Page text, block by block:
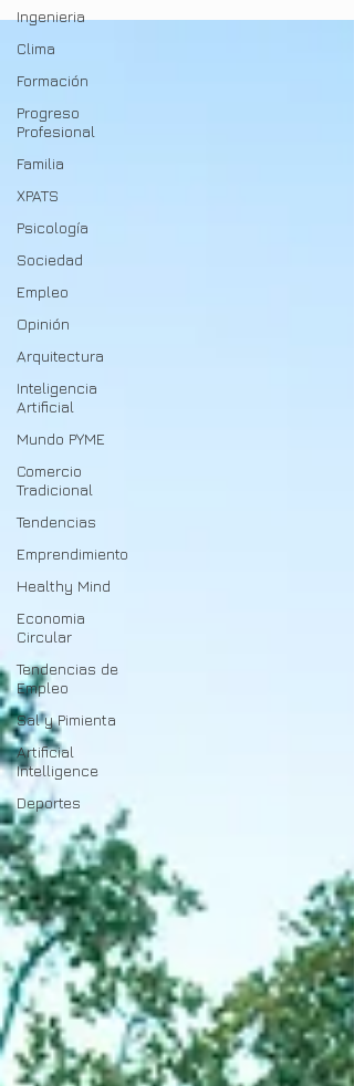
Ingenieria
Clima
Formación
Progreso
Profesional
Familia
XPATS
Psicología
Sociedad
Empleo
Opinión
Arquitectura
Inteligencia
Artificial
Mundo PYME
Comercio
Tradicional
Tendencias
Emprendimiento
Healthy Mind
Economia
Circular
Tendencias de
Empleo
Sal y Pimienta
Artificial
Intelligence
Deportes